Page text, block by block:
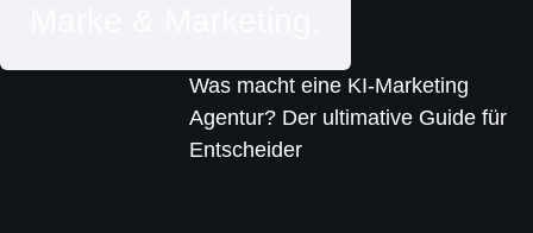
Was macht eine KI-Marketing
Agentur? Der ultimative Guide für
Entscheider